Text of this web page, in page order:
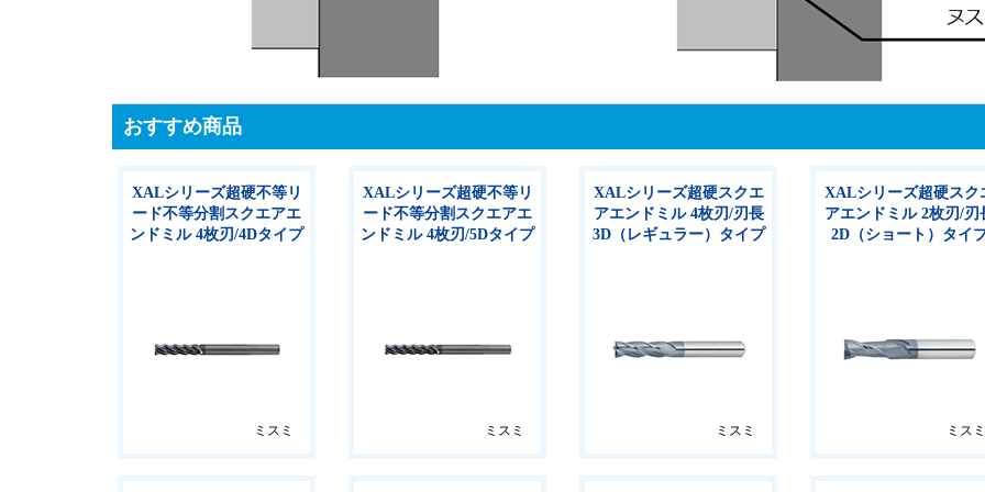
おすすめ商品
XALシリーズ超硬不等リ
ード不等分割スクエアエ
ンドミル 4枚刃/4Dタイプ
ミスミ
XALシリーズ超硬不等リ
ード不等分割スクエアエ
ンドミル 4枚刃/5Dタイプ
ミスミ
XALシリーズ超硬スクエ
アエンドミル 4枚刃/刃長
3D（レギュラー）タイプ
ミスミ
XALシリーズ超硬スク
アエンドミル 2枚刃/刃
2D（ショート）タイ
ミスミ